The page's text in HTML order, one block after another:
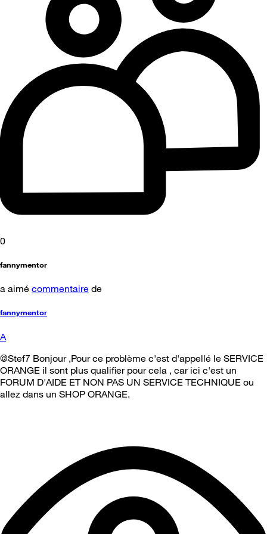
0
fannymentor
a aimé commentaire de
fannymentor
A
@Stef7 Bonjour ,Pour ce problème c'est d'appellé le SERVICE
ORANGE il sont plus qualifier pour cela , car ici c'est un
FORUM D'AIDE ET NON PAS UN SERVICE TECHNIQUE ou
allez dans un SHOP ORANGE.